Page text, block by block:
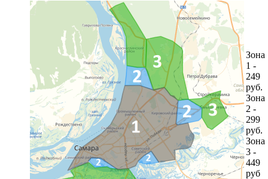
Зона
1 -
249
руб.
Зона
2 -
299
руб.
Зона
3 -
449
руб